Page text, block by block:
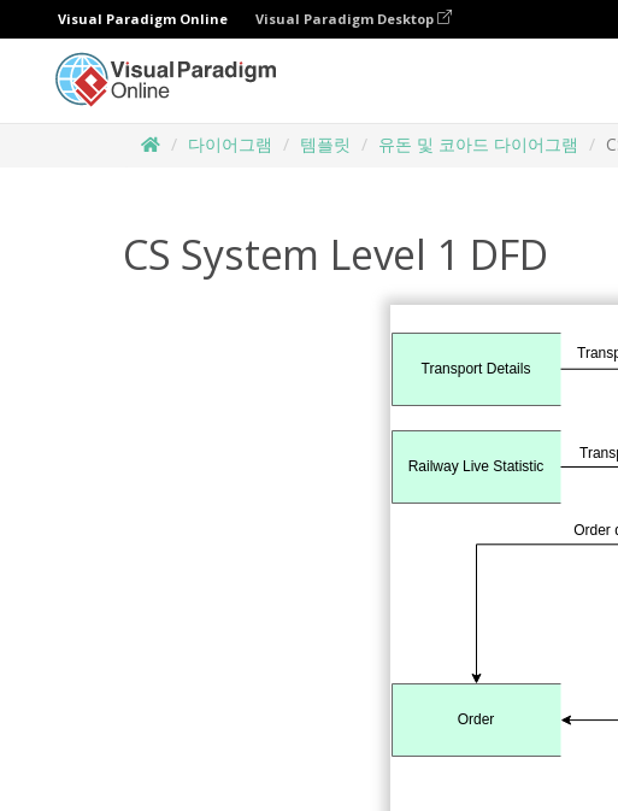
Visual Paradigm Online Visual Paradigm Desktop
다이어그램 템플릿 유돈 및 코아드 다이어그램
CS System Level 1 DFD